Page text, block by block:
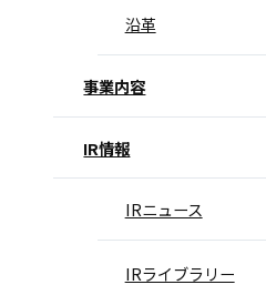
沿革
事業内容
IR情報
IRニュース
IRライブラリー